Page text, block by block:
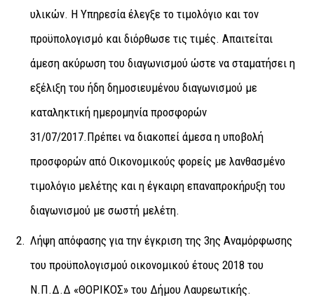
υλικών. Η Υπηρεσία έλεγξε το τιμολόγιο και τον
προϋπολογισμό και διόρθωσε τις τιμές. Απαιτείται
άμεση ακύρωση του διαγωνισμού ώστε να σταματήσει η
εξέλιξη του ήδη δημοσιευμένου διαγωνισμού με
καταληκτική ημερομηνία προσφορών
31/07/2017.Πρέπει να διακοπεί άμεσα η υποβολή
προσφορών από Οικονομικούς φορείς με λανθασμένο
τιμολόγιο μελέτης και η έγκαιρη επαναπροκήρυξη του
διαγωνισμού με σωστή μελέτη.
Λήψη απόφασης για την έγκριση της 3ης Αναμόρφωσης
του προϋπολογισμού οικονομικού έτους 2018 του
Ν.Π.Δ.Δ «ΘΟΡΙΚΟΣ» του Δήμου Λαυρεωτικής.